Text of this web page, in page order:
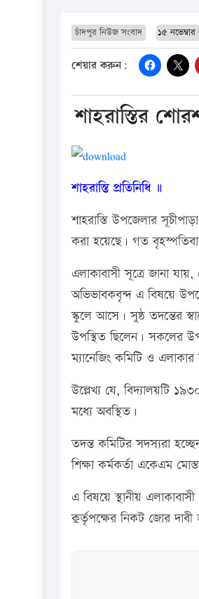
চাঁদপুর নিউজ সংবাদ ১৫
শেয়ার করুন:
শাহরাস্তির
শাহরাস্তি প্রতিনিধি ॥
শাহরাস্তি উপজেলার
করা হয়েছে। গত
এলাকাবাসী সূত্রে জানা
অভিভাবকবৃন্দ এ বিষয়ে
স্কুলে আসে। সুষ্ঠ তদন্তের
উপস্থিত ছিলেন। সকলের
ম্যানেজিং কমিটি ও
উল্লেখ্য যে, বিদ্যালয়টি
মধ্যে অবস্থিত।
তদন্ত কমিটির সদস্যরা
শিক্ষা কর্মকর্তা একেএম
এ বিষয়ে স্থানীয়
কর্র্তৃপক্ষের নিকট জোর দাবী